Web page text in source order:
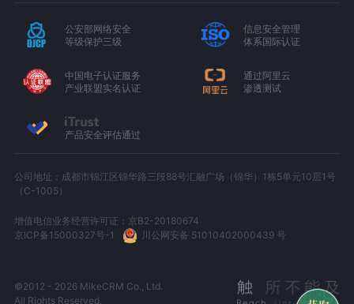
公安部网络安全
等级保护三级
信息安全管理
体系国际认证
中国电子认证服务
产业联盟实名认证
通过阿里云
渗透测试
产品安全评估通过
公司地址：成都市锦江区锦华路三段88号汇融广场（锦华）1栋5单元10层1号
（C-1005）
增值电信业务经营许可证：京B2-20180674
京ICP备15000327号-1
川公网安备 51010402000439 号
©2012 - 2026 MikeCRM Co., Ltd.
All Rights Reserved.